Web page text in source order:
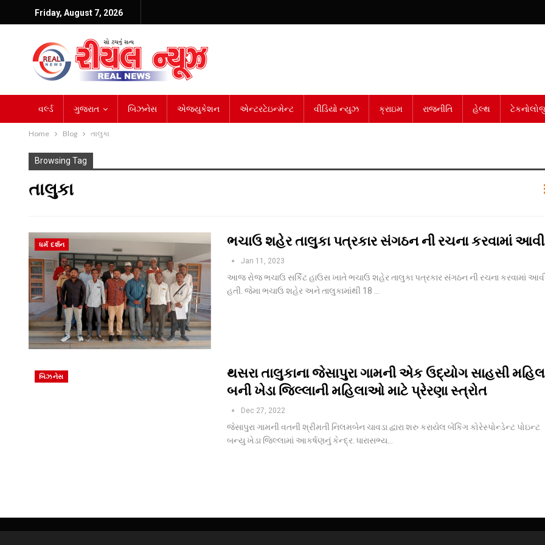
Friday, August 7, 2026
વર્લ્ડ ગુજરાત બિઝનેસ એજ્યુકેશન એન્ટરટેઇન્મેન્ટ વીડિયો ન્યુઝ ક્રાઇમ રાજનીતિ હેલ્થ
Home Blog તાલુકા
Browsing Tag
તાલુકા
ધર્મ દર્શન ભચાઉ શહેર તાલુકા પત્રકાર સંગઠન ની રચના કરવામાં આવી
Jan 11, 2023
આજ રોજ ભચાઉ સર્કિટ હાઉસ ખાતે ભચાઉ શહેર તાલુકા પત્રકાર સંગઠન ની રચના કરવામાં
હતી. જેમા ભચાઉ શહેર અને તાલુકામાંથી 18 …
બિઝનેસ
થસરા તાલુકાના જેસાપુરા ગામની એક ઉદ્યોગ સાહસી
બની ખેડા જિલ્લાની મહિલાઓ માટે પ્રેરણા સ્ત્રોત
Dec 27, 2022
જેસાપુરા ગામની વતની શ્રીમતી નિલમબેન ચાવડા દ્વારા શરુ કરાયેલ બેંકિંગ કોરેસ્પોન્ડેન્ટ પોઇન્ટ
બન્યુ ખેડા જિલ્લામાં આકર્ષણનું કેન્દ્ર. ધારાસભ્ય…